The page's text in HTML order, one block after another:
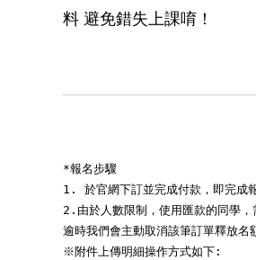
料 避免錯失上課唷！
*報名步驟
1. 於官網下訂並完成付款，即完成報
2.由於人數限制，使用匯款的同學，
逾時我們會主動取消該筆訂單釋放名
※附件上傳明細操作方式如下: